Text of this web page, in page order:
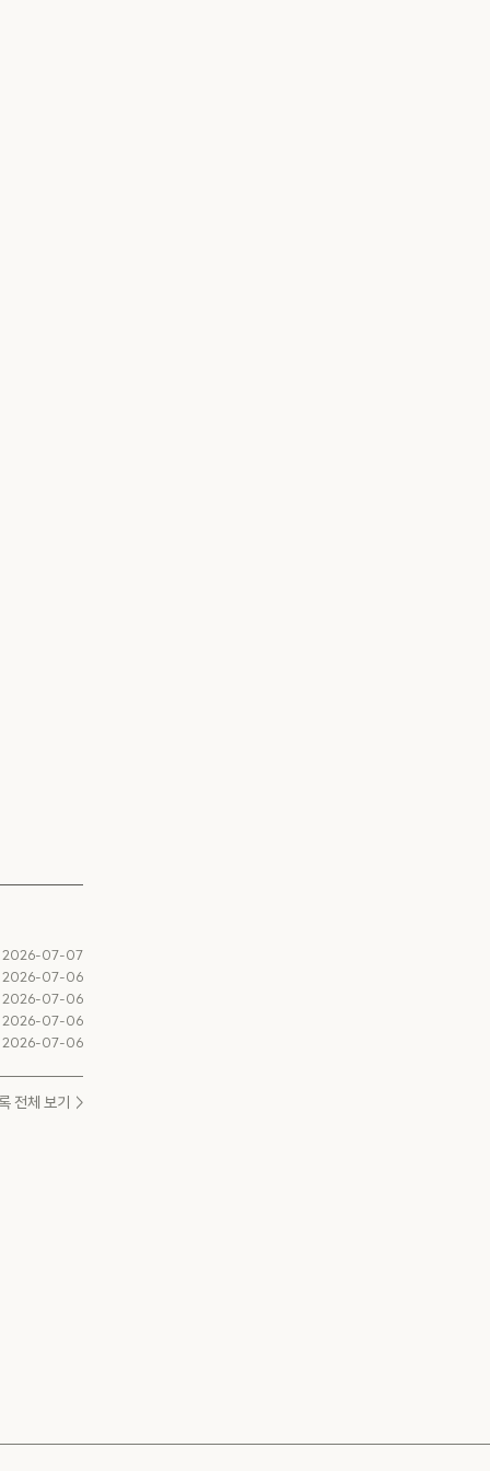
2026-07-07
2026-07-06
2026-07-06
2026-07-06
2026-07-06
전체 보기 >